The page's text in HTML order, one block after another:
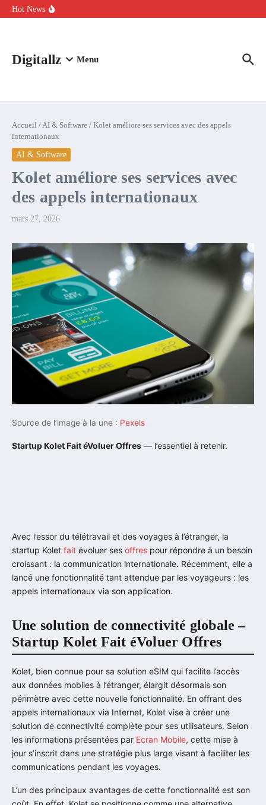
Aller au contenu
Hot News
Comment l’IA simplifie la data de caisse pour la transformer en
Digitallz Menu
Accueil /AI & Software / Kolet améliore ses services avec des appels
internationaux
AI & Software
Kolet améliore ses services avec
des appels internationaux
mars 27, 2026
Source de l’image à la une : Pexels
Startup Kolet Fait éVoluer Offres — l’essentiel à retenir.
Avec l’essor du télétravail et des voyages à l’étranger, la
startup Kolet fait évoluer ses offres pour répondre à un besoin
croissant : la communication internationale. Récemment, elle a
lancé une fonctionnalité tant attendue par les voyageurs : les
appels internationaux via son application.
Une solution de connectivité globale –
Startup Kolet Fait éVoluer Offres
Kolet, bien connue pour sa solution eSIM qui facilite l’accès
aux données mobiles à l’étranger, élargit désormais son
périmètre avec cette nouvelle fonctionnalité. En offrant des
appels internationaux via Internet, Kolet vise à créer une
solution de connectivité complète pour ses utilisateurs. Selon
les informations présentées par Ecran Mobile, cette mise à
jour s’inscrit dans une stratégie plus large visant à faciliter les
communications pendant les voyages.
L’un des principaux avantages de cette fonctionnalité est son